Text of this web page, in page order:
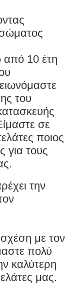
από 10 έτη
του
σε
ποιος
για τους
την
με τον
πολύ
καλύτερη
μας.